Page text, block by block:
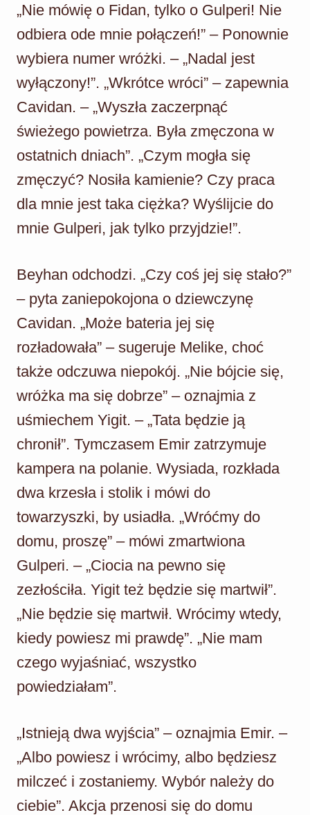
„Nie mówię o Fidan, tylko o Gulperi! Nie
odbiera ode mnie połączeń!” – Ponownie
wybiera numer wróżki. – „Nadal jest
wyłączony!”. „Wkrótce wróci” – zapewnia
Cavidan. – „Wyszła zaczerpnąć
świeżego powietrza. Była zmęczona w
ostatnich dniach”. „Czym mogła się
zmęczyć? Nosiła kamienie? Czy praca
dla mnie jest taka ciężka? Wyślijcie do
mnie Gulperi, jak tylko przyjdzie!”.
Beyhan odchodzi. „Czy coś jej się stało?”
– pyta zaniepokojona o dziewczynę
Cavidan. „Może bateria jej się
rozładowała” – sugeruje Melike, choć
także odczuwa niepokój. „Nie bójcie się,
wróżka ma się dobrze” – oznajmia z
uśmiechem Yigit. – „Tata będzie ją
chronił”. Tymczasem Emir zatrzymuje
kampera na polanie. Wysiada, rozkłada
dwa krzesła i stolik i mówi do
towarzyszki, by usiadła. „Wróćmy do
domu, proszę” – mówi zmartwiona
Gulperi. – „Ciocia na pewno się
zezłościła. Yigit też będzie się martwił”.
„Nie będzie się martwił. Wrócimy wtedy,
kiedy powiesz mi prawdę”. „Nie mam
czego wyjaśniać, wszystko
powiedziałam”.
„Istnieją dwa wyjścia” – oznajmia Emir. –
„Albo powiesz i wrócimy, albo będziesz
milczeć i zostaniemy. Wybór należy do
ciebie”. Akcja przenosi się do domu